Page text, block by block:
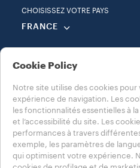
CHOISISSEZ VOTRE PAYS
FRANCE
Réglements jeu concours lavazza
Politique en matière de cookies
Déclaration d’accessibilité
Retrouvez les informations AGEC de
Société Coopérative d’Intérêt Collectif
Cookie Policy
Notre site utilise des cookies pour
expérience de navigation. Les
les fonctionnalités essentielles à
et l’accessibilité du site. Les
performances à travers
exemple, les paramètres de
qui optimisent votre expérience.